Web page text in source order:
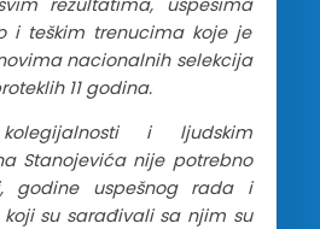
rezultatima, uspesima
i teškim trenucima koje je
nacionalnih selekcija
11 godina.
i ljudskim
Stanojevića nije potrebno
godine uspešnog rada i
su sarađivali sa njim su